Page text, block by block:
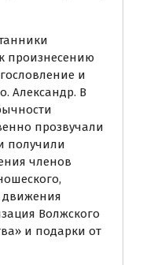
произнесению
и
Александр. В
прозвучали
получили
членов
движения
Волжского
и подарки от